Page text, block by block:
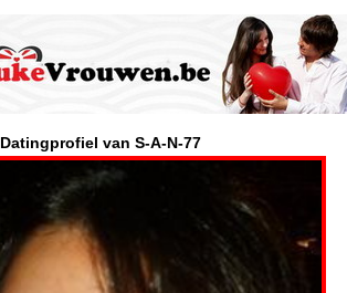
Datingprofiel van S-A-N-77